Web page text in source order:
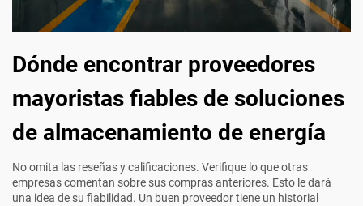
Dónde encontrar proveedores
mayoristas fiables de soluciones
de almacenamiento de energía
No omita las reseñas y calificaciones. Verifique lo que otras
empresas comentan sobre sus compras anteriores. Esto le dará
una idea de su fiabilidad. Un buen proveedor tiene un historial